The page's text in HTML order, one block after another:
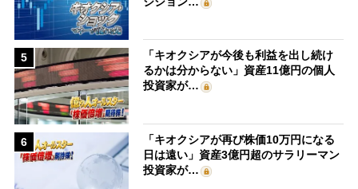
5
「キオクシアが今後も利益を出し続け
るかは分からない」資産11億円の個人
投資家が…
6
「キオクシアが再び株価10万円になる
日は遠い」資産3億円超のサラリーマン
投資家が…